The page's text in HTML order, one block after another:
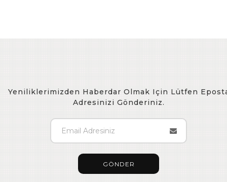
Yeniliklerimizden Haberdar Olmak Için Lütfen
Adresinizi Gönderiniz.
GÖNDER